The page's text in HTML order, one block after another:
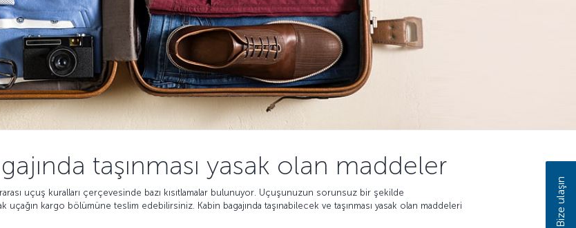
taşınması yasak olan maddeler
uçuş kuralları çerçevesinde bazı kısıtlamalar bulunuyor. Uçuşunuzun sorunsuz bir şekilde
kargo bölümüne teslim edebilirsiniz. Kabin bagajında taşınabilecek ve taşınması yasak olan maddeleri
Bize ulaşın